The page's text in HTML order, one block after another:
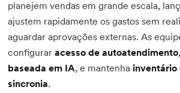
planejem vendas em grande escala,
ajustem rapidamente os gastos sem
aguardar aprovações externas. As
configuraracesso de autoatendimento
baseada em IA, e mantenhainventário
sincronia.